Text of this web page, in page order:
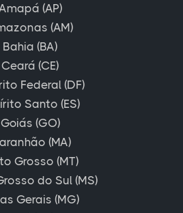
(AP)
(AM)
Bahia (BA)
Ceará (CE)
Federal (DF)
Santo (ES)
Goiás (GO)
(MA)
Grosso (MT)
do Sul (MS)
Gerais (MG)